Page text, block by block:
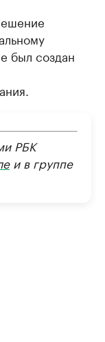
был создан
РБК
и в группе